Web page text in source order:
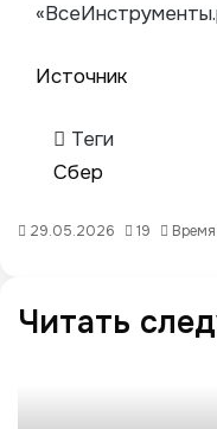
Источник
Теги
Сбер
29.05.2026 19
Читать